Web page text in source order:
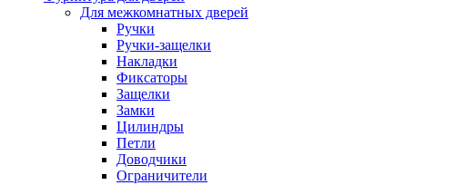
Для межкомнатных дверей
Ручки
Ручки-защелки
Накладки
Фиксаторы
Защелки
Замки
Цилиндры
Петли
Доводчики
Ограничители